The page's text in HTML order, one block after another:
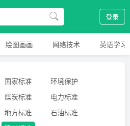
登录
绘图画画 网络技术 英语学习
国家标准
环境保护
煤炭标准
电力标准
地方标准
石油标准